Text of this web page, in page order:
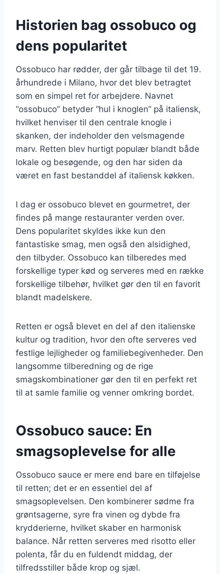
Historien bag ossobuco og
dens popularitet
Ossobuco har rødder, der går tilbage til det 19.
århundrede i Milano, hvor det blev betragtet
som en simpel ret for arbejdere. Navnet
“ossobuco” betyder “hul i knoglen” på italiensk,
hvilket henviser til den centrale knogle i
skanken, der indeholder den velsmagende
marv. Retten blev hurtigt populær blandt både
lokale og besøgende, og den har siden da
været en fast bestanddel af italiensk køkken.
I dag er ossobuco blevet en gourmetret, der
findes på mange restauranter verden over.
Dens popularitet skyldes ikke kun den
fantastiske smag, men også den alsidighed,
den tilbyder. Ossobuco kan tilberedes med
forskellige typer kød og serveres med en række
forskellige tilbehør, hvilket gør den til en favorit
blandt madelskere.
Retten er også blevet en del af den italienske
kultur og tradition, hvor den ofte serveres ved
festlige lejligheder og familiebegivenheder. Den
langsomme tilberedning og de rige
smagskombinationer gør den til en perfekt ret
til at samle familie og venner omkring bordet.
Ossobuco sauce: En
smagsoplevelse for alle
Ossobuco sauce er mere end bare en tilføjelse
til retten; det er en essentiel del af
smagsoplevelsen. Den kombinerer sødme fra
grøntsagerne, syre fra vinen og dybde fra
krydderierne, hvilket skaber en harmonisk
balance. Når retten serveres med risotto eller
polenta, får du en fuldendt middag, der
tilfredsstiller både krop og sjæl.